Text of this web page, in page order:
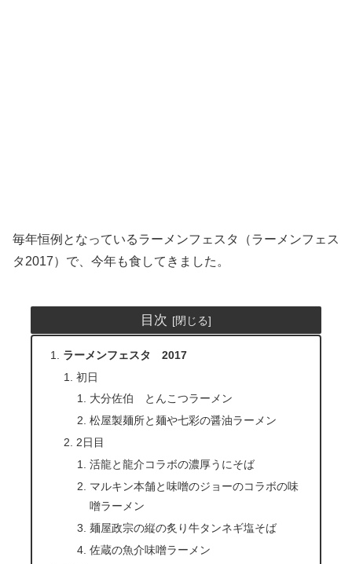
毎年恒例となっているラーメンフェスタ（ラーメンフェス
タ2017）で、今年も食してきました。
目次
ラーメンフェスタ 2017
初日
大分佐伯 とんこつラーメン
松屋製麺所と麺や七彩の醤油ラーメン
2日目
活龍と龍介コラボの濃厚うにそば
マルキン本舗と味噌のジョーのコラボの味
噌ラーメン
麺屋政宗の縦の炙り牛タンネギ塩そば
佐蔵の魚介味噌ラーメン